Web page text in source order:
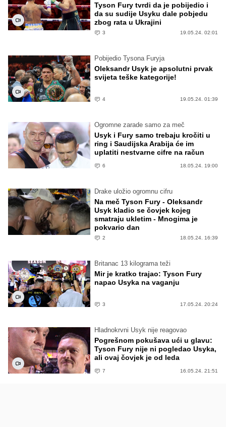
Tyson Fury tvrdi da je pobijedio i
da su sudije Usyku dale pobjedu
zbog rata u Ukrajini
3 19.05.24. 02:01
Pobijedio Tysona Furyja
Oleksandr Usyk je apsolutni prvak
svijeta teške kategorije!
4 19.05.24. 01:39
Ogromne zarade samo za meč
Usyk i Fury samo trebaju kročiti u
ring i Saudijska Arabija će im
uplatiti nestvarne cifre na račun
6 18.05.24. 19:00
Drake uložio ogromnu cifru
Na meč Tyson Fury - Oleksandr
Usyk kladio se čovjek kojeg
smatraju ukletim - Mnogima je
pokvario dan
2 18.05.24. 16:39
Britanac 13 kilograma teži
Mir je kratko trajao: Tyson Fury
napao Usyka na vaganju
3 17.05.24. 20:24
Hladnokrvni Usyk nije reagovao
Pogrešnom pokušava ući u glavu:
Tyson Fury nije ni pogledao Usyka,
ali ovaj čovjek je od leda
7 16.05.24. 21:51